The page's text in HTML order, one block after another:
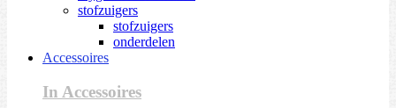
stofzuigers
stofzuigers
onderdelen
Accessoires
In Accessoires